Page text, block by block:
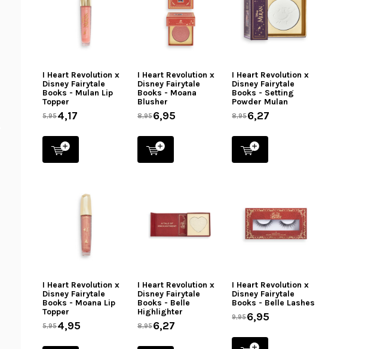
I Heart Revolution x
Disney Fairytale
Books - Mulan Lip
Topper
5,954,17
I Heart Revolution x
Disney Fairytale
Books - Moana
Blusher
8,956,95
I Heart Revolution x
Disney Fairytale
Books - Setting
Powder Mulan
8,956,27
I Heart Revolution x
Disney Fairytale
Books - Moana Lip
Topper
5,954,95
I Heart Revolution x
Disney Fairytale
Books - Belle
Highlighter
8,956,27
I Heart Revolution x
Disney Fairytale
Books - Belle Lashes
9,956,95